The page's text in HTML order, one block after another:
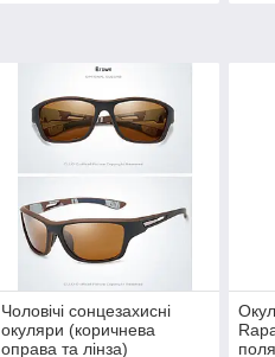
Чоловічі сонцезахисні
окуляри (коричнева
оправа та лінза)